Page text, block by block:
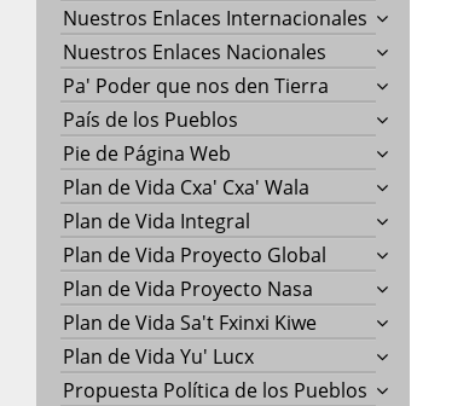
Nuestros Enlaces Internacionales
Nuestros Enlaces Nacionales
Pa' Poder que nos den Tierra
País de los Pueblos
Pie de Página Web
Plan de Vida Cxa' Cxa' Wala
Plan de Vida Integral
Plan de Vida Proyecto Global
Plan de Vida Proyecto Nasa
Plan de Vida Sa't Fxinxi Kiwe
Plan de Vida Yu' Lucx
Propuesta Política de los Pueblos